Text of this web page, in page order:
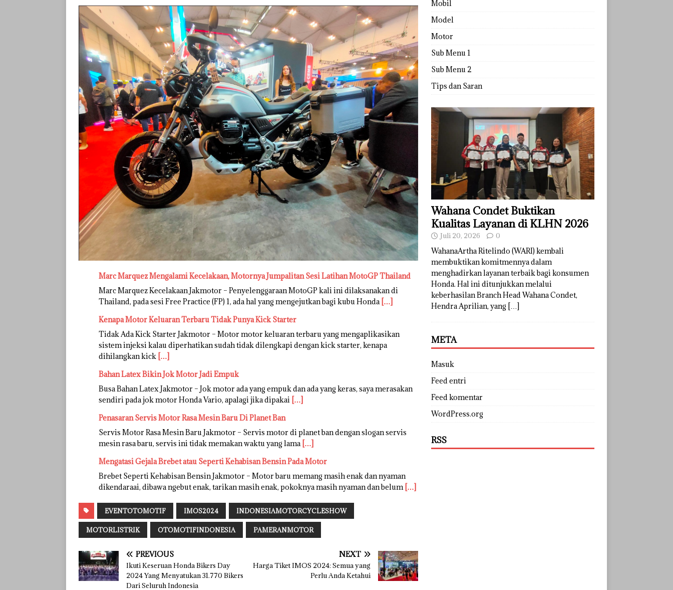
Marc Marquez Mengalami Kecelakaan, Motornya Jumpalitan Sesi Latihan MotoGP Thailand
Marc Marquez Kecelakaan Jakmotor – Penyelenggaraan MotoGP kali ini dilaksanakan di
Thailand, pada sesi Free Practice (FP) 1, ada hal yang mengejutkan bagi kubu Honda […]
Kenapa Motor Keluaran Terbaru Tidak Punya Kick Starter
Tidak Ada Kick Starter Jakmotor – Motor motor keluaran terbaru yang mengaplikasikan
sistem injeksi kalau diperhatikan sudah tidak dilengkapi dengan kick starter, kenapa
dihilangkan kick […]
Bahan Latex Bikin Jok Motor Jadi Empuk
Busa Bahan Latex Jakmotor – Jok motor ada yang empuk dan ada yang keras, saya merasakan
sendiri pada jok motor Honda Vario, apalagi jika dipakai […]
Penasaran Servis Motor Rasa Mesin Baru Di Planet Ban
Servis Motor Rasa Mesin Baru Jakmotor – Servis motor di planet ban dengan slogan servis
mesin rasa baru, servis ini tidak memakan waktu yang lama […]
Mengatasi Gejala Brebet atau Seperti Kehabisan Bensin Pada Motor
Brebet Seperti Kehabisan Bensin Jakmotor – Motor baru memang masih enak dan nyaman
dikendaraai, dibawa ngebut enak, tarikan masih enak, pokoknya masih nyaman dan belum […]
EVENTOTOMOTIF IMOS2024 INDONESIAMOTORCYCLESHOW
MOTORLISTRIK OTOMOTIFINDONESIA PAMERANMOTOR
PREVIOUS
Ikuti Keseruan Honda Bikers Day
2024 Yang Menyatukan 31.770 Bikers
Dari Seluruh Indonesia
NEXT
Harga Tiket IMOS 2024: Semua yang
Perlu Anda Ketahui
Mobil
Model
Motor
Sub Menu 1
Sub Menu 2
Tips dan Saran
Wahana Condet Buktikan
Kualitas Layanan di KLHN 2026
Juli 20, 2026 0
WahanaArtha Ritelindo (WARI) kembali
membuktikan komitmennya dalam
menghadirkan layanan terbaik bagi konsumen
Honda. Hal ini ditunjukkan melalui
keberhasilan Branch Head Wahana Condet,
Hendra Aprilian, yang […]
META
Masuk
Feed entri
Feed komentar
WordPress.org
RSS